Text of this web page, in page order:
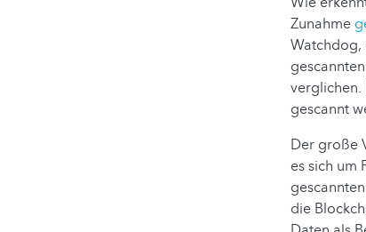
Zunahme
Watchdog,
verglichen.
gescannt
Der große
es sich um
die